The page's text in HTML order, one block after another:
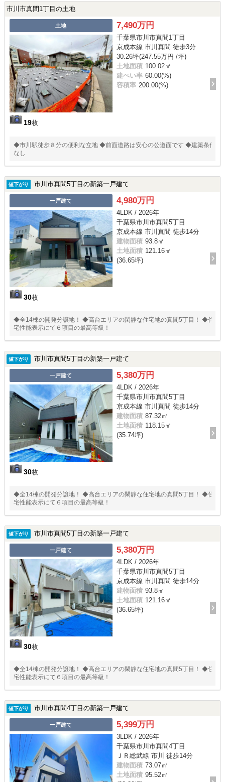
市川市真間1丁目の土地
土地
19枚
7,490万円
千葉県市川市真間1丁目
京成本線 市川真間 徒歩3分
30.26坪(247.55万円 /坪)
土地面積 100.02㎡
建ぺい率 60.00(%)
容積率 200.00(%)
◆市川駅徒歩８分の便利な立地 ◆前面道路は安心の公道面です ◆建築条件
なし
値下がり 市川市真間5丁目の新築一戸建て
一戸建て
30枚
4,980万円
4LDK / 2026年
千葉県市川市真間5丁目
京成本線 市川真間 徒歩14分
建物面積 93.8㎡
土地面積 121.16㎡
(36.65坪)
◆全14棟の開発分譲地！ ◆高台エリアの閑静な住宅地の真間5丁目！ ◆住
宅性能表示にて６項目の最高等級！
値下がり 市川市真間5丁目の新築一戸建て
一戸建て
30枚
5,380万円
4LDK / 2026年
千葉県市川市真間5丁目
京成本線 市川真間 徒歩14分
建物面積 87.32㎡
土地面積 118.15㎡
(35.74坪)
◆全14棟の開発分譲地！ ◆高台エリアの閑静な住宅地の真間5丁目！ ◆住
宅性能表示にて６項目の最高等級！
値下がり 市川市真間5丁目の新築一戸建て
一戸建て
30枚
5,380万円
4LDK / 2026年
千葉県市川市真間5丁目
京成本線 市川真間 徒歩14分
建物面積 93.8㎡
土地面積 121.16㎡
(36.65坪)
◆全14棟の開発分譲地！ ◆高台エリアの閑静な住宅地の真間5丁目！ ◆住
宅性能表示にて６項目の最高等級！
値下がり 市川市真間4丁目の新築一戸建て
一戸建て 5,399万円
3LDK / 2026年
千葉県市川市真間4丁目
ＪＲ総武線 市川 徒歩14分
建物面積 73.07㎡
土地面積 95.52㎡